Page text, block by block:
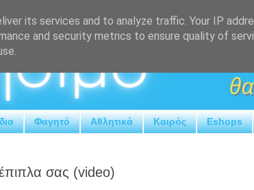
Φαγητό Αθλητικά Καιρός Eshops
σας (video)
its services and to analyze traffic. Your IP
and security metrics to ensure quality of